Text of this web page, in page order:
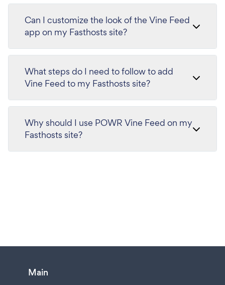
Can I customize the look of the Vine Feed
app on my Fasthosts site?
What steps do I need to follow to add
Vine Feed to my Fasthosts site?
Why should I use POWR Vine Feed on my
Fasthosts site?
Main